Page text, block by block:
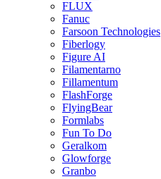
FLUX
Fanuc
Farsoon Technologies
Fiberlogy
Figure AI
Filamentarno
Fillamentum
FlashForge
FlyingBear
Formlabs
Fun To Do
Geralkom
Glowforge
Granbo